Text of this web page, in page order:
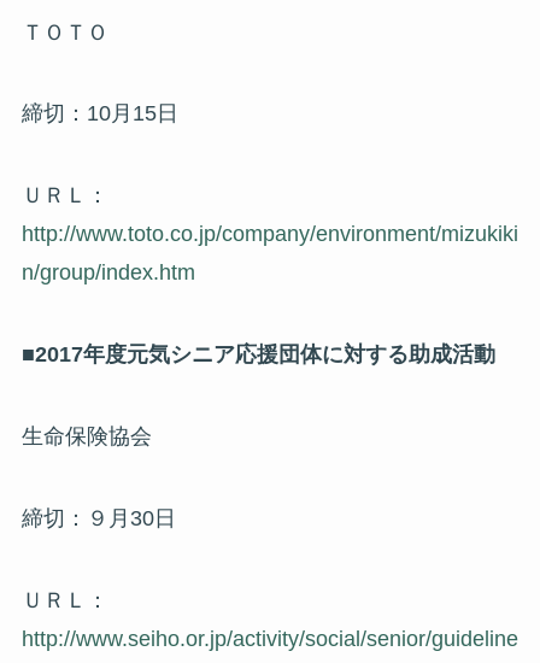
ＴＯＴＯ
締切：10月15日
ＵＲＬ：
http://www.toto.co.jp/company/environment/mizukiki
n/group/index.htm
■2017年度元気シニア応援団体に対する助成活動
生命保険協会
締切：９月30日
ＵＲＬ：
http://www.seiho.or.jp/activity/social/senior/guideline